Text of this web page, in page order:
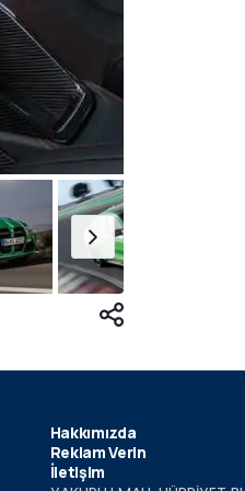
Hakkımızda
Reklam Verin
İletişim